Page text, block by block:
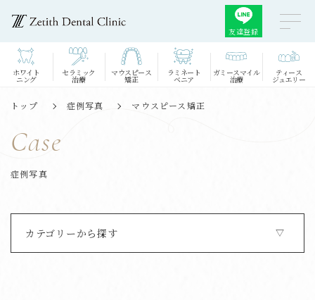
友達登録
ホワイト
ニング
セラミック
治療
マウスピース
矯正
ラミネート
ベニア
ガミースマイル
治療
ティース
ジュエリー
トップ 症例写真 マウスピース矯正
Case
症例写真
カテゴリーから探す